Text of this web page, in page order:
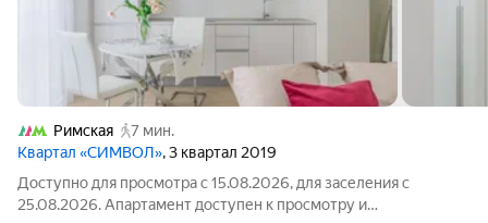
Римская
7 мин.
Квартал «СИМВОЛ», 3 квартал 2019
Доступно для просмотра с 15.08.2026, для заселения с
25.08.2026. Апартамент доступен к просмотру и